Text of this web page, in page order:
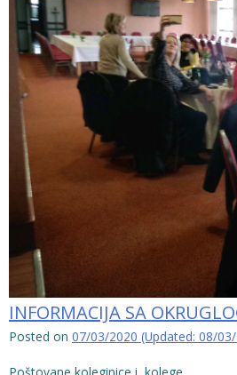
INFORMACIJA SA
Posted on 07/03/2020 (Updated: 08/